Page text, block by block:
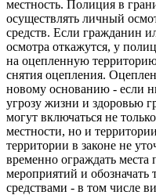
местность. Полиция в
осуществлять личный
средств. Если гражданин
осмотра откажутся, у
на оцепленную
снятия оцепления.
новому основанию - если
угрозу жизни и здоровью
могут включаться не
местности, но и
территории в законе не
временно ограждать
мероприятий и обозначать
средствами - в том числе